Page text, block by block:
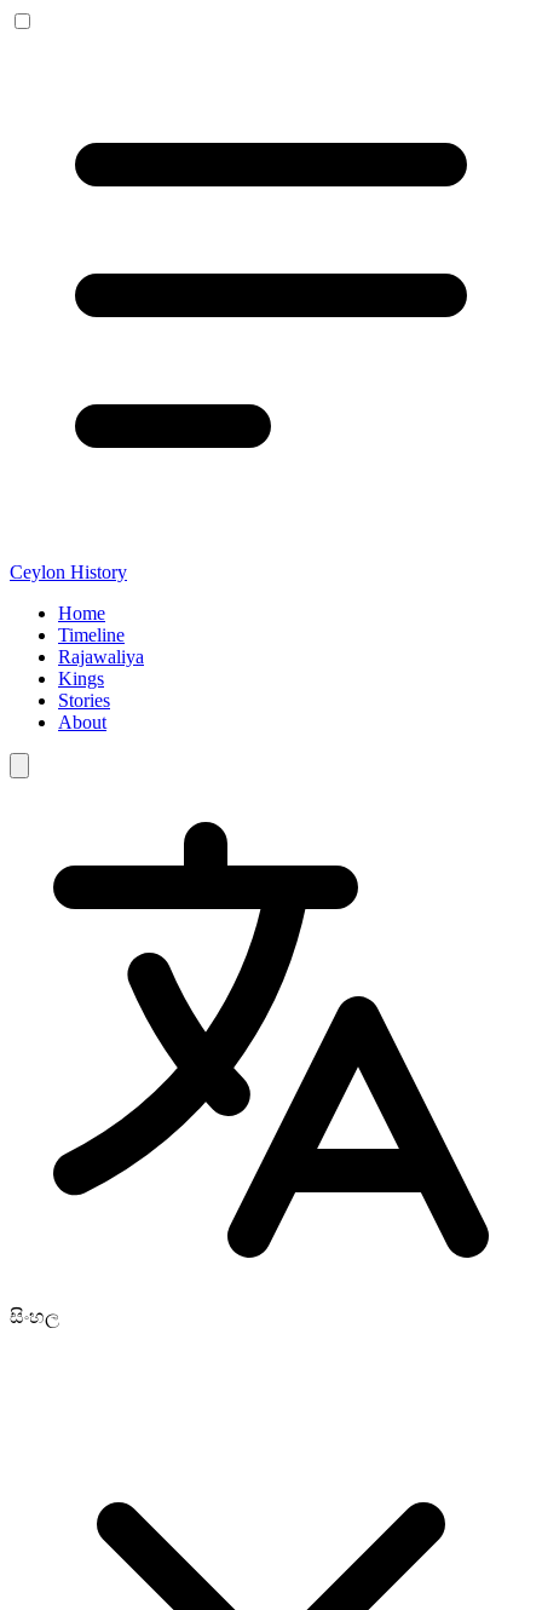
Ceylon History
Home
Timeline
Rajawaliya
Kings
Stories
About
සිංහල